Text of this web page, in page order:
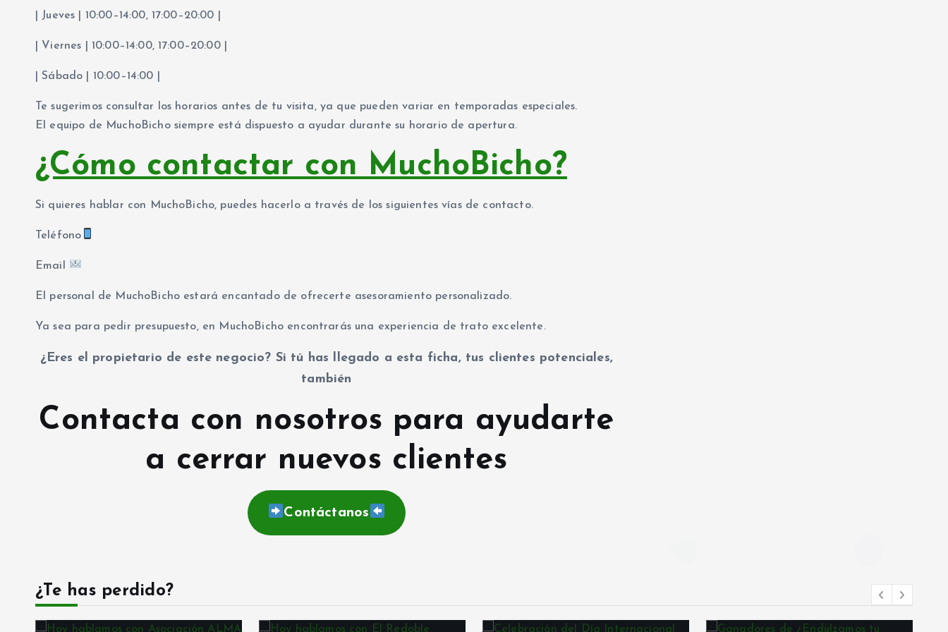
| Jueves | 10:00–14:00, 17:00–20:00 |
| Viernes | 10:00–14:00, 17:00–20:00 |
| Sábado | 10:00–14:00 |
Te sugerimos consultar los horarios antes de tu visita, ya que pueden variar en temporadas especiales.
El equipo de MuchoBicho siempre está dispuesto a ayudar durante su horario de apertura.
¿Cómo contactar con MuchoBicho?
Si quieres hablar con MuchoBicho, puedes hacerlo a través de los siguientes vías de contacto.
Teléfono
Email
El personal de MuchoBicho estará encantado de ofrecerte asesoramiento personalizado.
Ya sea para pedir presupuesto, en MuchoBicho encontrarás una experiencia de trato excelente.
¿Eres el propietario de este negocio? Si tú has llegado a esta ficha, tus clientes potenciales,
también
Contacta con nosotros para ayudarte
a cerrar nuevos clientes
Contáctanos
¿Te has perdido?